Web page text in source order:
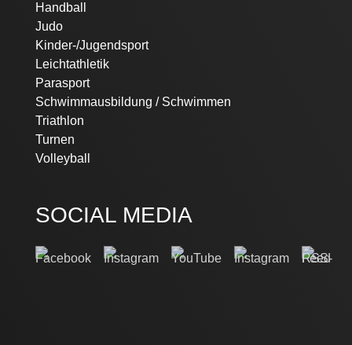
Handball
Judo
Kinder-/Jugendsport
Leichtathletik
Parasport
Schwimmausbildung / Schwimmen
Triathlon
Turnen
Volleyball
SOCIAL MEDIA